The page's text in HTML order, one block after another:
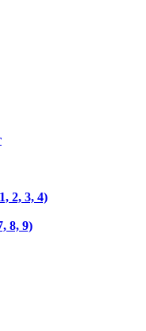
2, 3, 4)
8, 9)